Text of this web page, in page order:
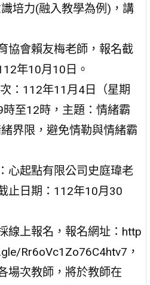
培力(融入教學為例)，講
協會賴友梅老師，報名截
年10月10日。
：112年11月4日（星期
時至12時，主題：情緒霸
界限，避免情勒與情緒霸
心起點有限公司史庭瑋老
止日期：112年10月30
線上報名，報名網址：http
Rr6oVc1Zo76C4htv7，
場次教師，將於教師在